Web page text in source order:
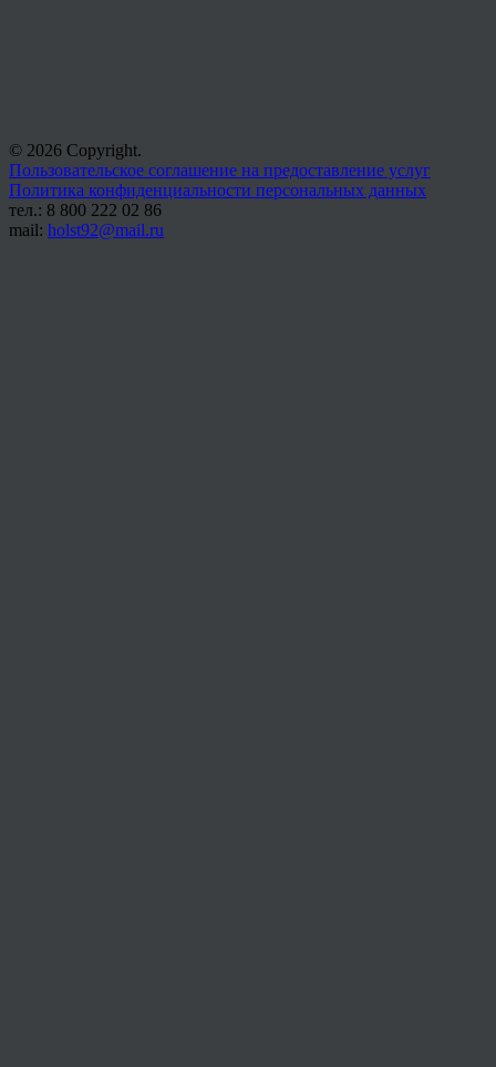
© 2026 Copyright.
Пользовательское соглашение на предоставление услуг
Политика конфиденциальности персональных данных
тел.: 8 800 222 02 86
mail: holst92@mail.ru